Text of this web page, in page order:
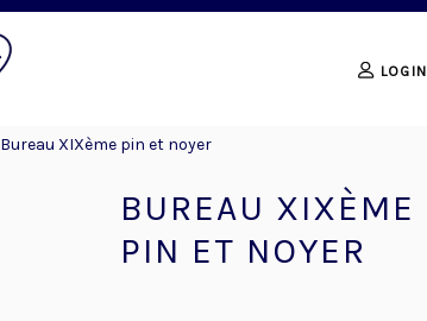
LOGIN
Bureau XIXème pin et noyer
BUREAU XIXÈME
PIN ET NOYER